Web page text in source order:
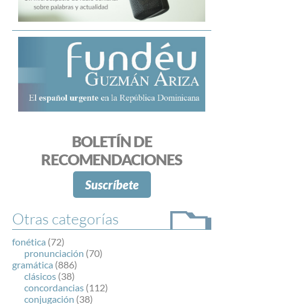
BOLETÍN DE
RECOMENDACIONES
Suscríbete
Otras categorías
fonética (72)
pronunciación (70)
gramática (886)
clásicos (38)
concordancias (112)
conjugación (38)